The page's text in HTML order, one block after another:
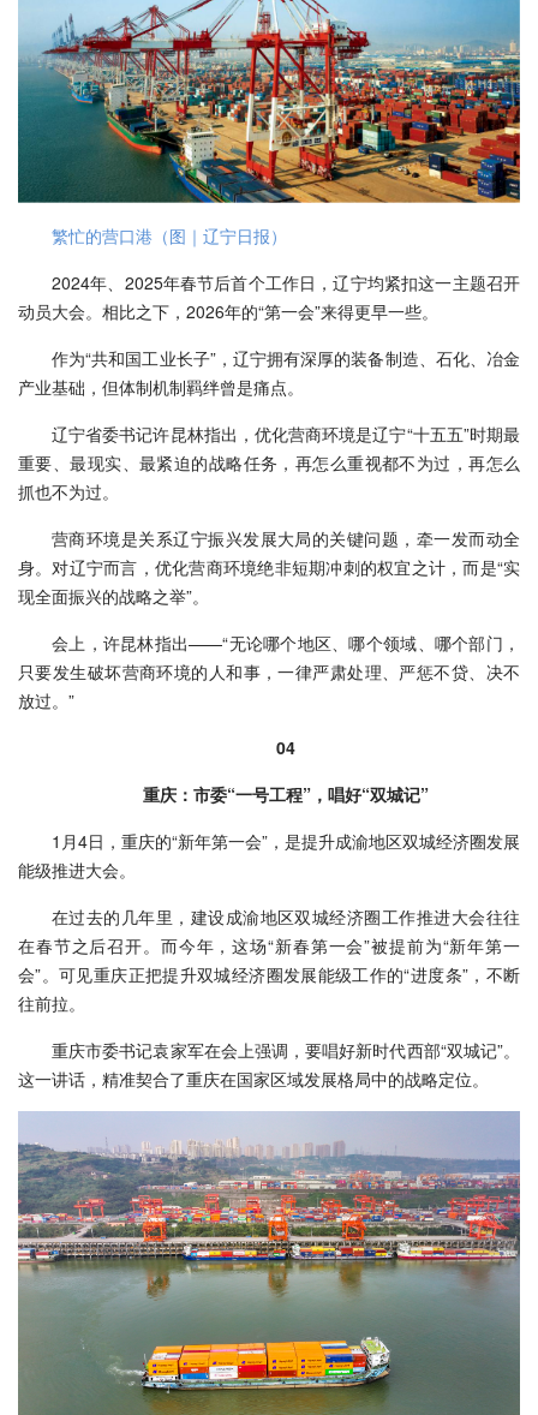
繁忙的营口港（图｜辽宁日报）
2024年、2025年春节后首个工作日，辽宁均紧扣这一主题召开
动员大会。相比之下，2026年的“第一会”来得更早一些。
作为“共和国工业长子”，辽宁拥有深厚的装备制造、石化、冶金
产业基础，但体制机制羁绊曾是痛点。
辽宁省委书记许昆林指出，优化营商环境是辽宁“十五五”时期最
重要、最现实、最紧迫的战略任务，再怎么重视都不为过，再怎么
抓也不为过。
营商环境是关系辽宁振兴发展大局的关键问题，牵一发而动全
身。对辽宁而言，优化营商环境绝非短期冲刺的权宜之计，而是“实
现全面振兴的战略之举”。
会上，许昆林指出——“无论哪个地区、哪个领域、哪个部门，
只要发生破坏营商环境的人和事，一律严肃处理、严惩不贷、决不
放过。”
04
重庆：市委“一号工程”，唱好“双城记”
1月4日，重庆的“新年第一会”，是提升成渝地区双城经济圈发展
能级推进大会。
在过去的几年里，建设成渝地区双城经济圈工作推进大会往往
在春节之后召开。而今年，这场“新春第一会”被提前为“新年第一
会”。可见重庆正把提升双城经济圈发展能级工作的“进度条”，不断
往前拉。
重庆市委书记袁家军在会上强调，要唱好新时代西部“双城记”。
这一讲话，精准契合了重庆在国家区域发展格局中的战略定位。